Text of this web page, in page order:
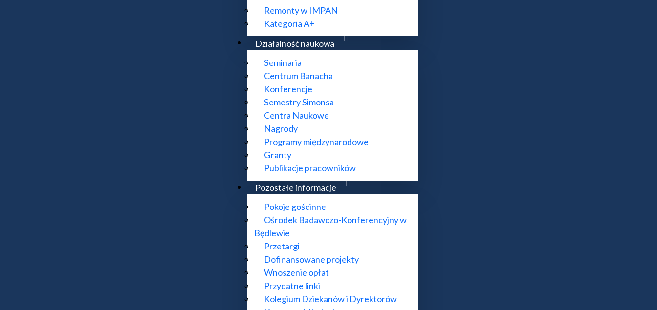
Remonty w IMPAN
Kategoria A+
Działalność naukowa
Seminaria
Centrum Banacha
Konferencje
Semestry Simonsa
Centra Naukowe
Nagrody
Programy międzynarodowe
Granty
Publikacje pracowników
Pozostałe informacje
Pokoje gościnne
Ośrodek Badawczo-Konferencyjny w
Będlewie
Przetargi
Dofinansowane projekty
Wnoszenie opłat
Przydatne linki
Kolegium Dziekanów i Dyrektorów
Sześciu nowych doktorantów dołącza do zespołu IM PAN